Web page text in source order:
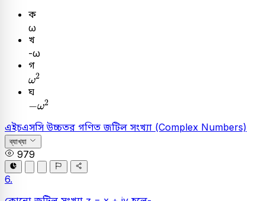
ক
ω
খ
-ω
গ
ω2
ω2
ঘ
−ω2
-ω 2
এইচএসসিউচ্চতর গণিতজটিল সংখ্যা (Complex Numbers)
ব্যাখ্যা
979
6.